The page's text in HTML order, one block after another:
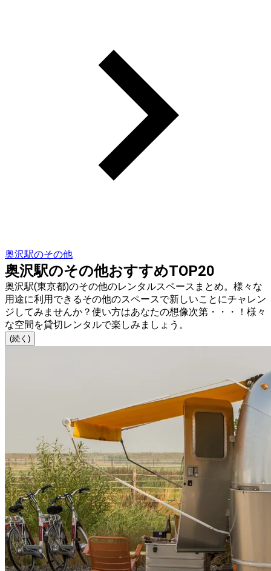
奥沢駅のその他
奥沢駅のその他おすすめTOP20
奥沢駅(東京都)のその他のレンタルスペースまとめ。様々な
用途に利用できるその他のスペースで新しいことにチャレン
ジしてみませんか？使い方はあなたの想像次第・・・！様々
な空間を貸切レンタルで楽しみましょう。
(続く)